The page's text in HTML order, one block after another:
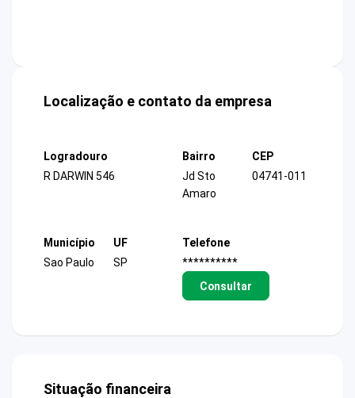
Localização e contato da empresa
Logradouro
R DARWIN 546
Bairro
Jd Sto
Amaro
CEP
04741-011
Município
Sao Paulo
UF
SP
Telefone
**********
Consultar
Situação financeira